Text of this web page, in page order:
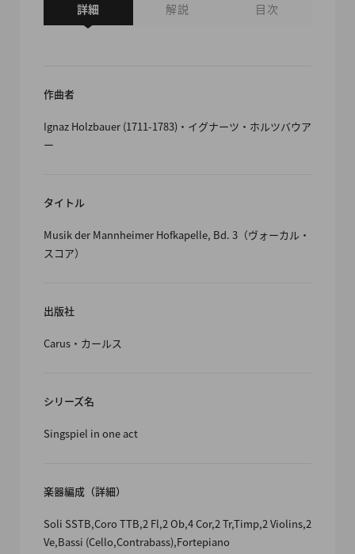
詳細 解説 目次
作曲者
Ignaz Holzbauer (1711-1783)・イグナーツ・ホルツバウア
ー
タイトル
Musik der Mannheimer Hofkapelle, Bd. 3（ヴォーカル・
スコア）
出版社
Carus・カールス
シリーズ名
Singspiel in one act
楽器編成（詳細）
Soli SSTB,Coro TTB,2 Fl,2 Ob,4 Cor,2 Tr,Timp,2 Violins,2
Ve,Bassi (Cello,Contrabass),Fortepiano